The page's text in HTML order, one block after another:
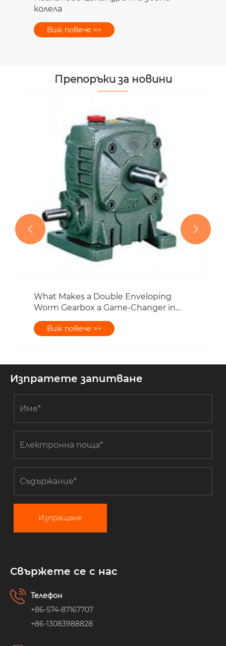
Препоръки за новини
Какви са разликите между Spur Gear
и Helical Gear?
Виж повече >>
 
Изпратете запитване
Изпращане
Свържете се с нас
Телефон
+86-574-87167707
+86-13083988828